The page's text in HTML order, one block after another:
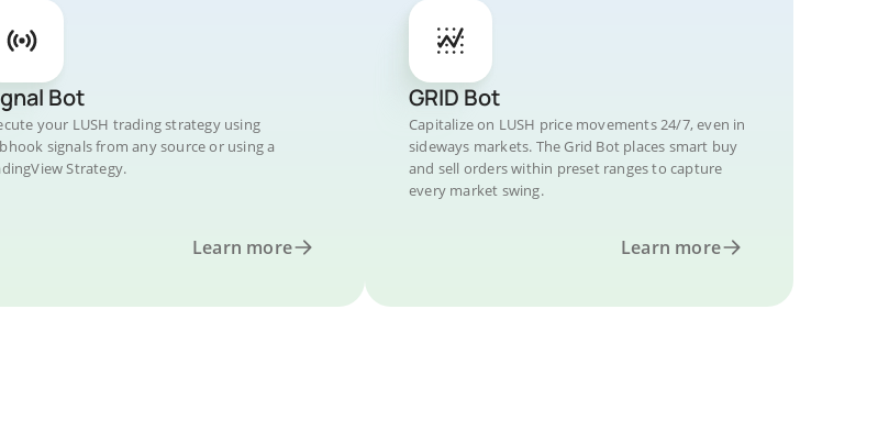
Bot
your LUSH trading strategy using
signals from any source or using a
Strategy.
Learn more
GRID Bot
Capitalize on LUSH price movements 24/7, even in
sideways markets. The Grid Bot places smart buy
and sell orders within preset ranges to capture
every market swing.
Learn more